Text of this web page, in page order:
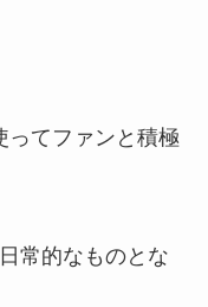
ってファンと積極
常的なものとな